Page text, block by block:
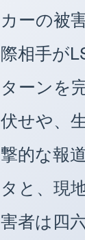
カーの被
際相手が
ターンを
伏せや、
撃的な報
タと、現
害者は四